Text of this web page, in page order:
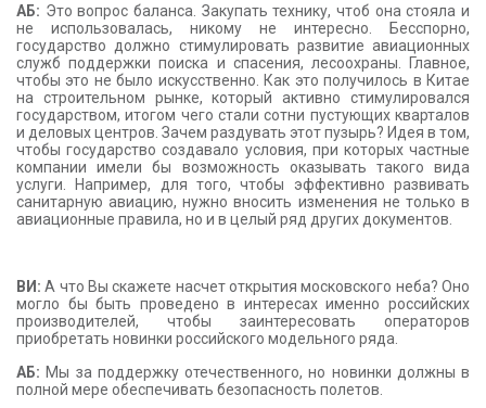
АБ: Это вопрос баланса. Закупать технику, чтоб она стояла и
не использовалась, никому не интересно. Бесспорно,
государство должно стимулировать развитие авиационных
служб поддержки поиска и спасения, лесоохраны. Главное,
чтобы это не было искусственно. Как это получилось в Китае
на строительном рынке, который активно стимулировался
государством, итогом чего стали сотни пустующих кварталов
и деловых центров. Зачем раздувать этот пузырь? Идея в том,
чтобы государство создавало условия, при которых частные
компании имели бы возможность оказывать такого вида
услуги. Например, для того, чтобы эффективно развивать
санитарную авиацию, нужно вносить изменения не только в
авиационные правила, но и в целый ряд других документов.
ВИ: А что Вы скажете насчет открытия московского неба? Оно
могло бы быть проведено в интересах именно российских
производителей, чтобы заинтересовать операторов
приобретать новинки российского модельного ряда.
АБ: Мы за поддержку отечественного, но новинки должны в
полной мере обеспечивать безопасность полетов.